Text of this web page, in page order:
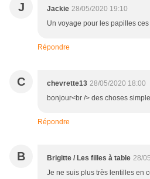
J Jackie 28/05/2020 19:10
Un voyage pour les papilles
Répondre
C chevrette13 28/05/2020 18:00
bonjour<br /> des choses
Répondre
B Brigitte / Les filles à table 28/
Je ne suis plus très lentilles en